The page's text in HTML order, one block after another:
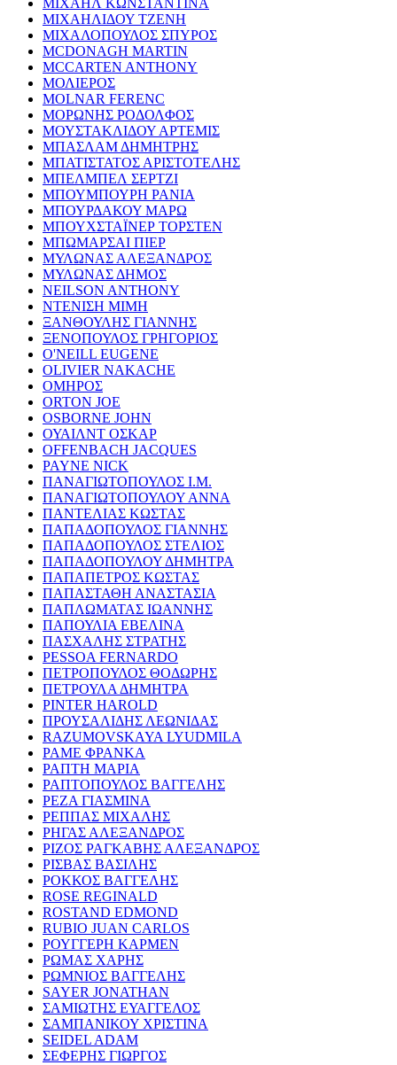
ΜΙΧΑΗΛΙΔΟΥ ΤΖΕΝΗ
ΜΙΧΑΛΟΠΟΥΛΟΣ ΣΠΥΡΟΣ
MCDONAGH MARTIN
MCCARTEN ANTHONY
ΜΟΛΙΕΡΟΣ
MOLNAR FERENC
ΜΟΡΩΝΗΣ ΡΟΔΟΛΦΟΣ
ΜΟΥΣΤΑΚΛΙΔΟΥ ΑΡΤΕΜΙΣ
ΜΠΑΣΛΑΜ ΔΗΜΗΤΡΗΣ
ΜΠΑΤΙΣΤΑΤΟΣ ΑΡΙΣΤΟΤΕΛΗΣ
ΜΠΕΛΜΠΕΛ ΣΕΡΤΖΙ
ΜΠΟΥΜΠΟΥΡΗ ΡΑΝΙΑ
ΜΠΟΥΡΔΑΚΟΥ ΜΑΡΩ
ΜΠΟΥΧΣΤΑΪΝΕΡ ΤΟΡΣΤΕΝ
ΜΠΩΜΑΡΣΑΙ ΠΙΕΡ
ΜΥΛΩΝΑΣ ΑΛΕΞΑΝΔΡΟΣ
ΜΥΛΩΝΑΣ ΔΗΜΟΣ
NEILSON ANTHONY
ΝΤΕΝΙΣΗ ΜΙΜΗ
ΞΑΝΘΟΥΛΗΣ ΓΙΑΝΝΗΣ
ΞΕΝΟΠΟΥΛΟΣ ΓΡΗΓΟΡΙΟΣ
O'NEILL EUGENE
OLIVIER NAKACHE
ΟΜΗΡΟΣ
ORTON JOE
OSBORNE JOHN
ΟΥΑΙΛΝΤ ΟΣΚΑΡ
OFFENBACH JACQUES
PAYNE NICK
ΠΑΝΑΓΙΩΤΟΠΟΥΛΟΣ Ι.Μ.
ΠΑΝΑΓΙΩΤΟΠΟΥΛΟΥ ΑΝΝΑ
ΠΑΝΤΕΛΙΑΣ ΚΩΣΤΑΣ
ΠΑΠΑΔΟΠΟΥΛΟΣ ΓΙΑΝΝΗΣ
ΠΑΠΑΔΟΠΟΥΛΟΣ ΣΤΕΛΙΟΣ
ΠΑΠΑΔΟΠΟΥΛΟΥ ΔΗΜΗΤΡΑ
ΠΑΠΑΠΕΤΡΟΣ ΚΩΣΤΑΣ
ΠΑΠΑΣΤΑΘΗ ΑΝΑΣΤΑΣΙΑ
ΠΑΠΛΩΜΑΤΑΣ ΙΩΑΝΝΗΣ
ΠΑΠΟΥΛΙΑ ΕΒΕΛΙΝΑ
ΠΑΣΧΑΛΗΣ ΣΤΡΑΤΗΣ
PESSOA FERNARDO
ΠΕΤΡΟΠΟΥΛΟΣ ΘΟΔΩΡΗΣ
ΠΕΤΡΟΥΛΑ ΔΗΜΗΤΡΑ
PINTER HAROLD
ΠΡΟΥΣΑΛΙΔΗΣ ΛΕΩΝΙΔΑΣ
RAZUMOVSKAYA LYUDMILA
ΡΑΜΕ ΦΡΑΝΚΑ
ΡΑΠΤΗ ΜΑΡΙΑ
ΡΑΠΤΟΠΟΥΛΟΣ ΒΑΓΓΕΛΗΣ
ΡΕΖΑ ΓΙΑΣΜΙΝΑ
ΡΕΠΠΑΣ ΜΙΧΑΛΗΣ
ΡΗΓΑΣ ΑΛΕΞΑΝΔΡΟΣ
ΡΙΖΟΣ ΡΑΓΚΑΒΗΣ ΑΛΕΞΑΝΔΡΟΣ
ΡΙΣΒΑΣ ΒΑΣΙΛΗΣ
ΡΟΚΚΟΣ ΒΑΓΓΕΛΗΣ
ROSE REGINALD
ROSTAND EDMOND
RUBIO JUAN CARLOS
ΡΟΥΓΓΕΡΗ ΚΑΡΜΕΝ
ΡΩΜΑΣ ΧΑΡΗΣ
ΡΩΜΝΙΟΣ ΒΑΓΓΕΛΗΣ
SAYER JONATHAN
ΣΑΜΙΩΤΗΣ ΕΥΑΓΓΕΛΟΣ
ΣΑΜΠΑΝΙΚΟΥ ΧΡΙΣΤΙΝΑ
SEIDEL ADAM
ΣΕΦΕΡΗΣ ΓΙΩΡΓΟΣ